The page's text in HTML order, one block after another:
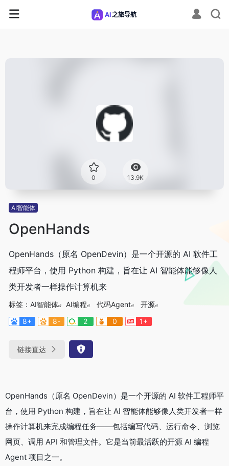
0 13.9K
AI智能体
OpenHands
OpenHands（原名 OpenDevin）是一个开源的 AI 软件工
程师平台，使用 Python 构建，旨在让 AI 智能体能够像人
类开发者一样操作计算机来
标签： AI智能体 AI编程 代码Agent
开源
8+
8- 2 0 1+
链接直达
OpenHands（原名 OpenDevin）是一个开源的 AI 软件工程师平
台，使用 Python 构建，旨在让 AI 智能体能够像人类开发者一样
操作计算机来完成编程任务——包括编写代码、运行命令、浏览
网页、调用 API 和管理文件。它是当前最活跃的开源 AI 编程
Agent 项目之一。